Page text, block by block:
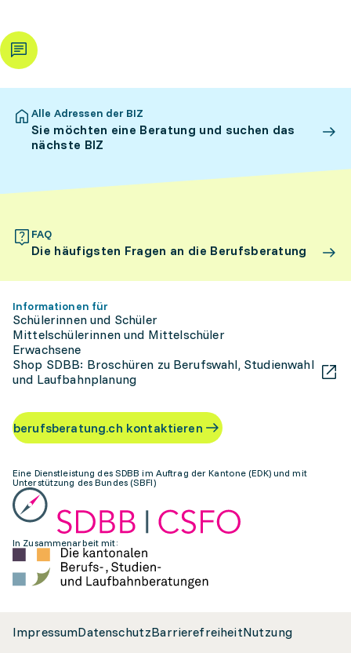
Alle Adressen der BIZ
Sie möchten eine Beratung und suchen das
nächste BIZ
FAQ
Die häufigsten Fragen an die Berufsberatung
Informationen für
Schülerinnen und Schüler
Mittelschülerinnen und Mittelschüler
Erwachsene
Shop SDBB: Broschüren zu Berufswahl, Studienwahl
und Laufbahnplanung
berufsberatung.ch kontaktieren
Eine Dienstleistung des SDBB im Auftrag der Kantone (EDK) und mit
Unterstützung des Bundes (SBFI)
In Zusammenarbeit mit:
ImpressumDatenschutzBarrierefreiheitNutzung